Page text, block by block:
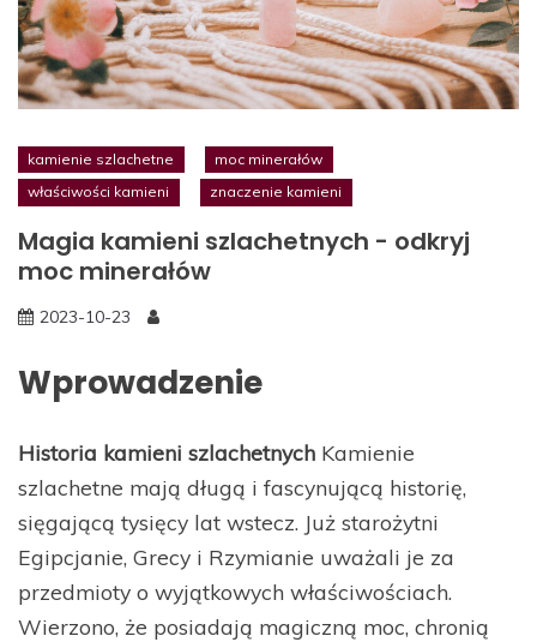
kamienie szlachetne
moc minerałów
właściwości kamieni
znaczenie kamieni
Magia kamieni szlachetnych - odkryj
moc minerałów
2023-10-23
Wprowadzenie
Historia kamieni szlachetnych Kamienie
szlachetne mają długą i fascynującą historię,
sięgającą tysięcy lat wstecz. Już starożytni
Egipcjanie, Grecy i Rzymianie uważali je za
przedmioty o wyjątkowych właściwościach.
Wierzono, że posiadają magiczną moc, chronią